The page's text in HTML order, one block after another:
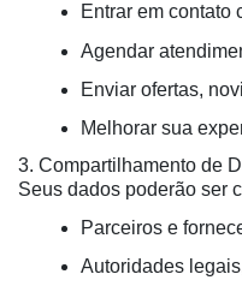
Entrar em contato
Agendar
Enviar ofertas,
Melhorar sua
3. Compartilhamento de
Seus dados poderão ser
Parceiros e
Autoridades